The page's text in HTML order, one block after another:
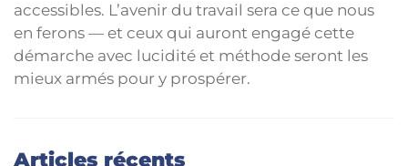
accessibles. L’avenir du travail sera ce que nous
en ferons — et ceux qui auront engagé cette
démarche avec lucidité et méthode seront les
mieux armés pour y prospérer.
Articles récents